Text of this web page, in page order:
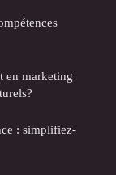
en marketing
: simplifiez-